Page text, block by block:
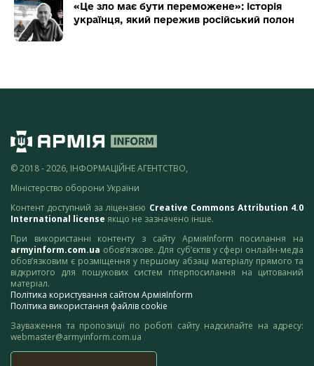
«Це зло має бути переможене»: історія
українця, який пережив російський полон
© 2018 - 2026, ІНФОРМАЦІЙНЕ АГЕНТСТВО,
Міністерство оборони України
Контент доступний за ліцензією Creative Commons Attribution 4.0
International license якщо не зазначено інше.
При використанні контенту з сайту АрміяInform посилання на
armyinform.com.ua обов’язкове. Для суб’єктів у сфері онлайн-медіа
обов’язковим є розміщення у першому абзаці матеріалу прямого та
відкритого для пошукових систем гіперпосилання на цитований
матеріал.
Політика користування сайтом АрміяInform
Політика використання файлів cookie
Зауваження та пропозиції по роботі сайту надсилайте на адресу:
webmaster@armyinform.com.ua